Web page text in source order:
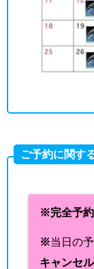
ご予約に関す
※完全予約
※当日の
キャンセ